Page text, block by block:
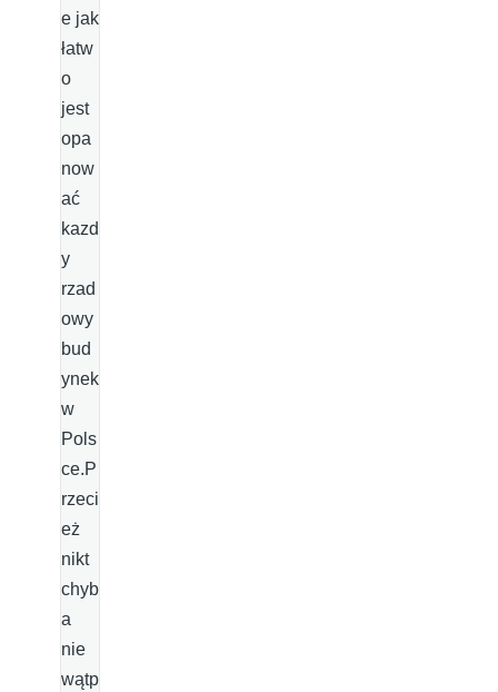
e jak
łatw
o
jest
opa
now
ać
kazd
y
rzad
owy
bud
ynek
w
Pols
ce.P
rzeci
eż
nikt
chyb
a
nie
wątp